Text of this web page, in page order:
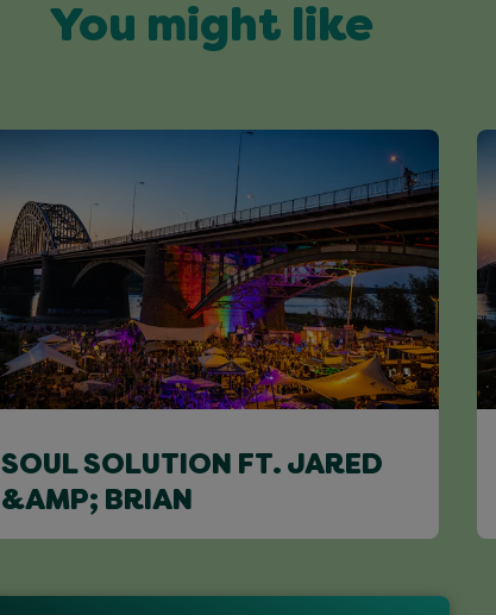
You might like
SOUL SOLUTION FT. JARED
&AMP; BRIAN